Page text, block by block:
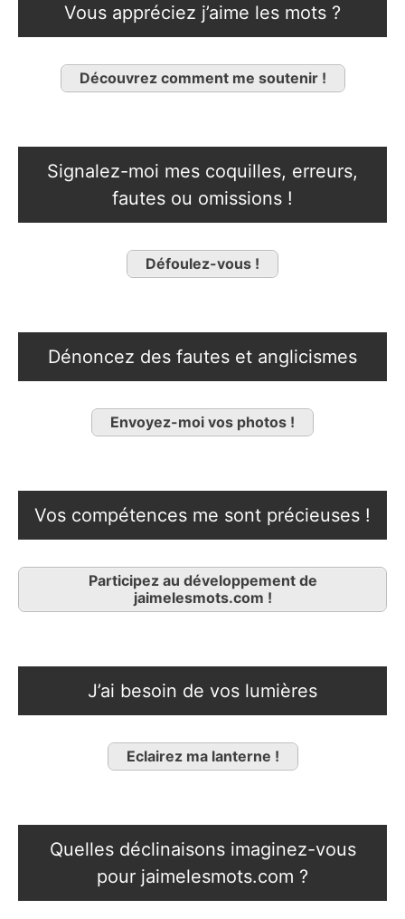
Vous appréciez j’aime les mots ?
Découvrez comment me soutenir !
Signalez-moi mes coquilles, erreurs,
fautes ou omissions !
Défoulez-vous !
Dénoncez des fautes et anglicismes
Envoyez-moi vos photos !
Vos compétences me sont précieuses !
Participez au développement de
jaimelesmots.com !
J’ai besoin de vos lumières
Eclairez ma lanterne !
Quelles déclinaisons imaginez-vous
pour jaimelesmots.com ?